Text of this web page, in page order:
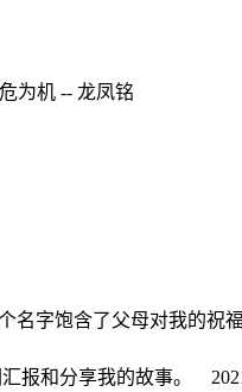
字饱含了父母对我的祝
报和分享我的故事。